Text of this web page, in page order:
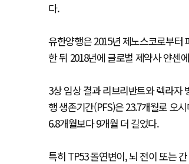
다.
유한양행은 2015년 제노스코로부터
한 뒤 2018년에 글로벌 제약사 얀센
3상 임상 결과 리브리반트와 렉라자
행 생존기간(PFS)은 23.7개월로 오
6.8개월보다 9개월 더 길었다.
특히 TP53 돌연변이, 뇌 전이 또는